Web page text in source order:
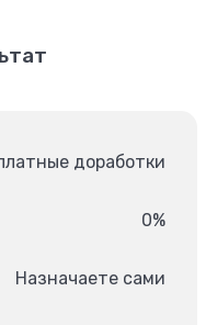
доработки
0%
Назначаете сами